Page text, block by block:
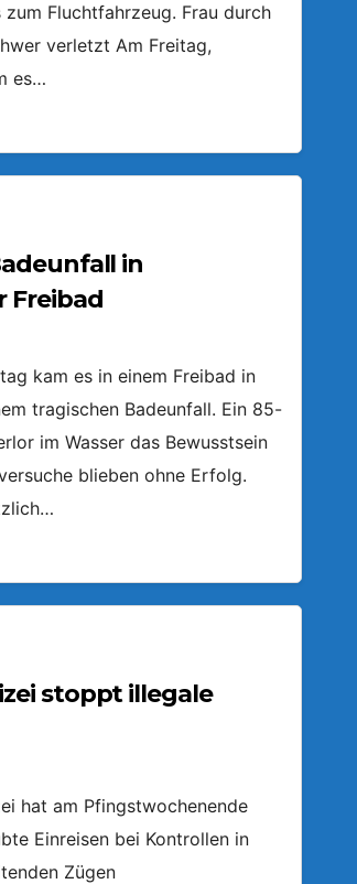
Fluchtfahrzeug. Frau durch
verletzt Am Freitag,
es…
in
Freibad
kam es in einem Freibad in
tragischen Badeunfall. Ein 85-
im Wasser das Bewusstsein
blieben ohne Erfolg.
stoppt illegale
hat am Pfingstwochenende
Einreisen bei Kontrollen in
Zügen